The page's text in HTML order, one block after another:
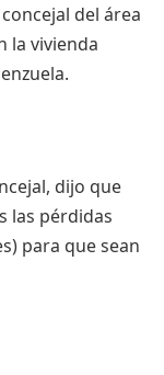
del área
la vivienda
dijo que
las pérdidas
para que sean